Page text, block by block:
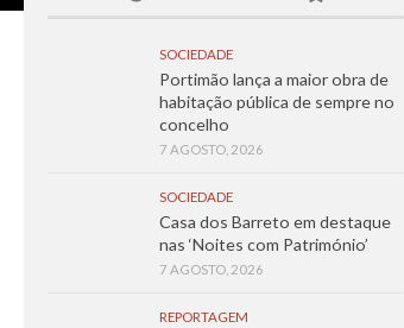
SOCIEDADE
Portimão lança a maior obra de
habitação pública de sempre no
concelho
7 AGOSTO, 2026
SOCIEDADE
Casa dos Barreto em destaque
nas ‘Noites com Património’
7 AGOSTO, 2026
REPORTAGEM